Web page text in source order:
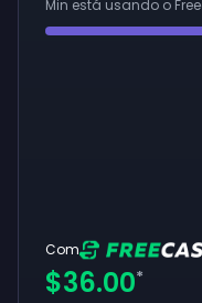
Min está usando o
Com
$36.00*